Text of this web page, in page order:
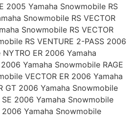
2005 Yamaha Snowmobile RS
Snowmobile RS VECTOR
Snowmobile RS VECTOR
RS VENTURE 2-PASS 2006
ER 2006 Yamaha
Yamaha Snowmobile RAGE
VECTOR ER 2006 Yamaha
GT 2006 Yamaha Snowmobile
SE 2006 Yamaha Snowmobile
2006 Yamaha Snowmobile